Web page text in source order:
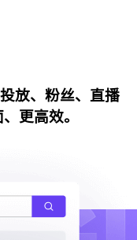
放、粉丝、直播
更高效。